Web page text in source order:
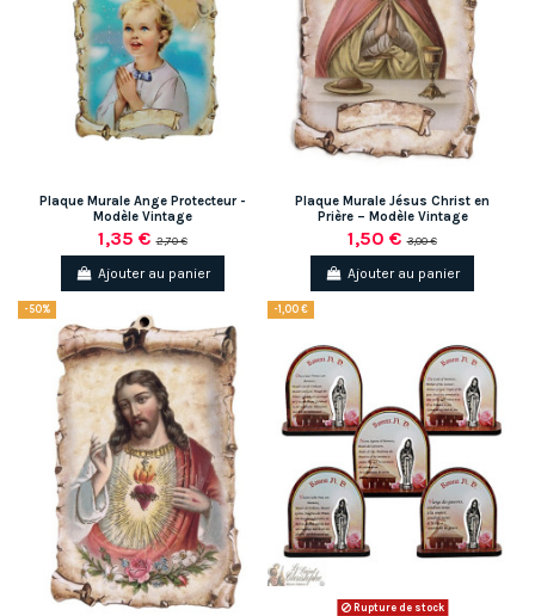
Plaque Murale Ange Protecteur -
Modèle Vintage
1,35 €2,70 €
Ajouter au panier
Plaque Murale Jésus Christ en
Prière – Modèle Vintage
1,50 €3,00 €
Ajouter au panier
-50% -1,00 €
Rupture de stock